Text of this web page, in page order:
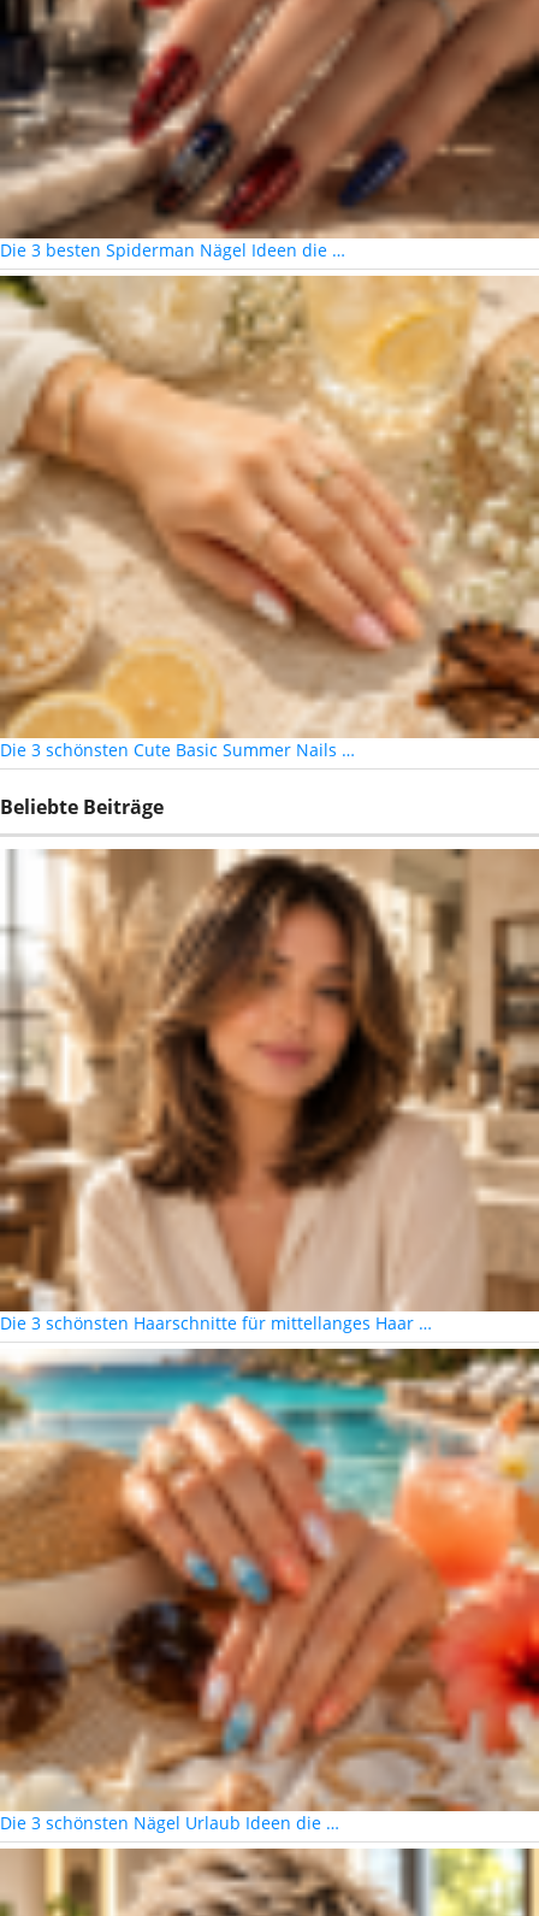
Die 3 besten Spiderman Nägel Ideen die …
Die 3 schönsten Cute Basic Summer Nails …
Beliebte Beiträge
Die 3 schönsten Haarschnitte für mittellanges Haar …
Die 3 schönsten Nägel Urlaub Ideen die …